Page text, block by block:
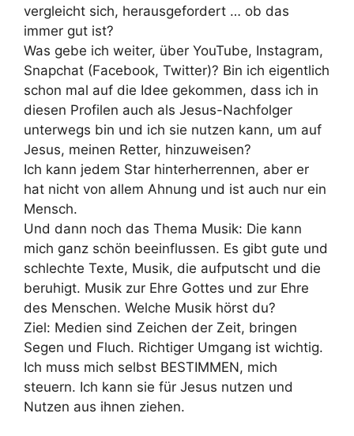
vergleicht sich, herausgefordert … ob das
immer gut ist?
Was gebe ich weiter, über YouTube, Instagram,
Snapchat (Facebook, Twitter)? Bin ich eigentlich
schon mal auf die Idee gekommen, dass ich in
diesen Profilen auch als Jesus-Nachfolger
unterwegs bin und ich sie nutzen kann, um auf
Jesus, meinen Retter, hinzuweisen?
Ich kann jedem Star hinterherrennen, aber er
hat nicht von allem Ahnung und ist auch nur ein
Mensch.
Und dann noch das Thema Musik: Die kann
mich ganz schön beeinflussen. Es gibt gute und
schlechte Texte, Musik, die aufputscht und die
beruhigt. Musik zur Ehre Gottes und zur Ehre
des Menschen. Welche Musik hörst du?
Ziel: Medien sind Zeichen der Zeit, bringen
Segen und Fluch. Richtiger Umgang ist wichtig.
Ich muss mich selbst BESTIMMEN, mich
steuern. Ich kann sie für Jesus nutzen und
Nutzen aus ihnen ziehen.